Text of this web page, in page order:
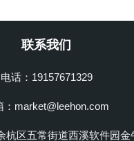
联系我们
电话：19157671329
：market@leehon.com
杭区五常街道西溪软件园金